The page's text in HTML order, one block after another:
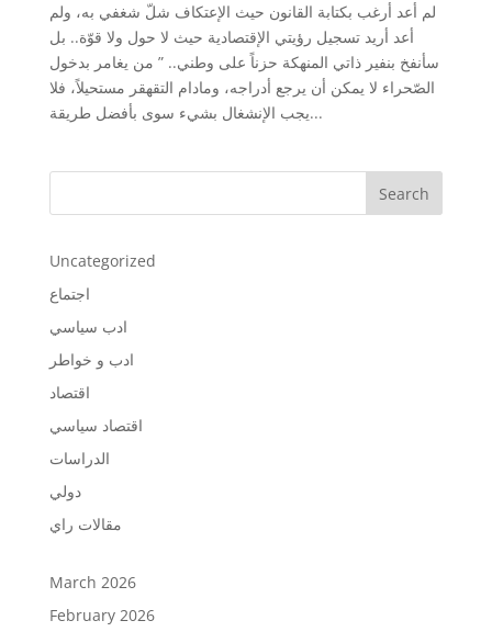
لم أعد أرغب بكتابة القانون حيث الإعتكاف شلّ شغفي به، ولم
أعد أريد تسجيل رؤيتي الإقتصادية حيث لا حول ولا قوّة.. بل
سأنفخ بنفير ذاتي المنهكة حزناً على وطني.. ” من يغامر بدخول
الصّحراء لا يمكن أن يرجع أدراجه، ومادام التقهقر مستحيلاً، فلا
يجب الإنشغال بشيء سوى بأفضل طريقة...
Search
Uncategorized
اجتماع
ادب سياسي
ادب و خواطر
اقتصاد
اقتصاد سياسي
الدراسات
دولي
مقالات راي
March 2026
February 2026